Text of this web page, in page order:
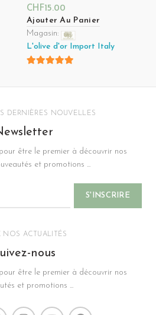
CHF15.00
Ajouter Au Panier
Magasin:
L'olive d'or Import Italy
DERNIÈRES NOUVELLES
être le premier à découvrir nos
et promotions ...
NOS ACTUALITÉS
nous
être le premier à découvrir nos
et promotions ...